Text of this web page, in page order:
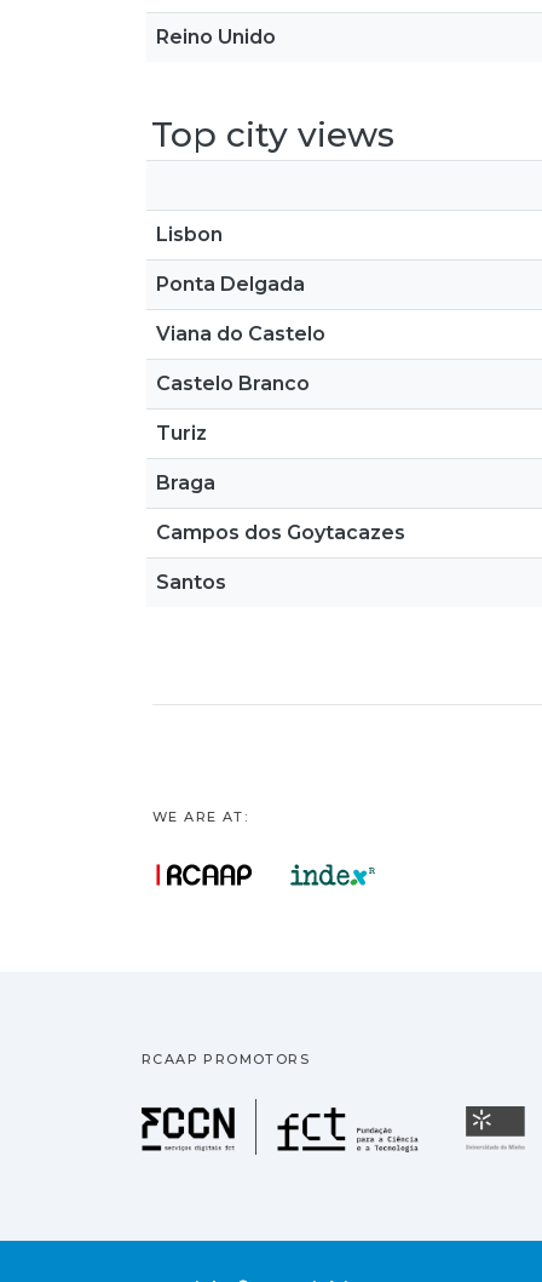
Reino Unido
Top city views
Lisbon
Ponta Delgada
Viana do Castelo
Castelo Branco
Turiz
Braga
Campos dos Goytacazes
Santos
WE ARE AT:
RCAAP PROMOTORS
Fundação